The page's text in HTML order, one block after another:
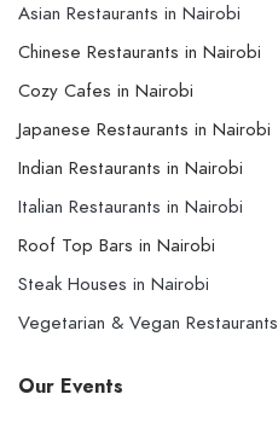
Asian Restaurants in Nairobi
Chinese Restaurants in Nairobi
Cozy Cafes in Nairobi
Japanese Restaurants in Nairobi
Indian Restaurants in Nairobi
Italian Restaurants in Nairobi
Roof Top Bars in Nairobi
Steak Houses in Nairobi
Vegetarian & Vegan Restaurants
Our Events